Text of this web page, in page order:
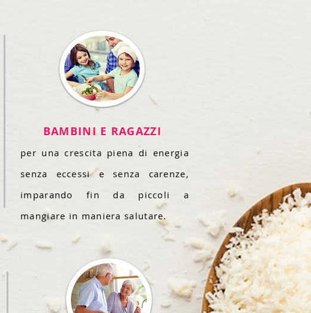
BAMBINI E RAGAZZI
per una crescita piena di energia
senza eccessi e senza carenze,
imparando fin da piccoli a
mangiare in maniera salutare.